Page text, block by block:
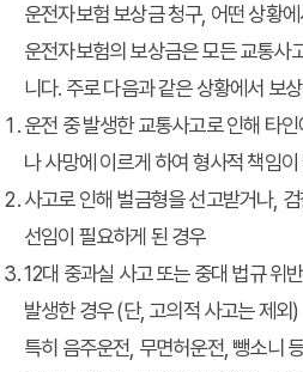
운전자보험 보상금 청구, 어떤 상황
운전자보험의 보상금은 모든 교통사
니다. 주로 다음과 같은 상황에서 보
운전 중 발생한 교통사고로 인해 타
나 사망에 이르게 하여 형사적 책임
사고로 인해 벌금형을 선고받거나,
선임이 필요하게 된 경우
12대 중과실 사고 또는 중대 법규 위
발생한 경우 (단, 고의적 사고는 제외)
특히 음주운전, 무면허운전, 뺑소니